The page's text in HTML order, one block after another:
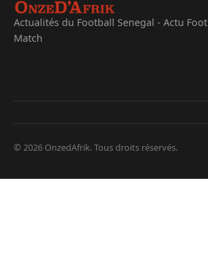
Actualités du Football Senegal - Actu Foot
Match
© 2026 OnzedAfrik. Tous droits réservés.